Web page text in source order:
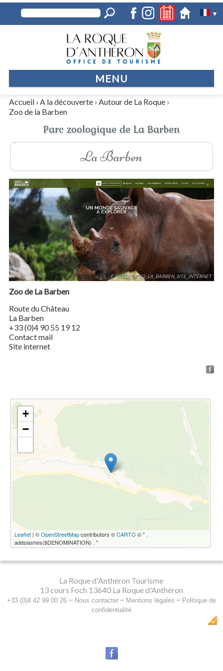
▼
MENU
Accueil› A la découverte› Autour de La Roque›
Zoo de la Barben
Parc zoologique de La Barben
La Barben
© CREDIT_ZOO_LA_BARBEN_SITE_INTERNET
Zoo de La Barben
Route du Château
La Barben
+33 (0)4 90 55 19 12
Contact mail
Site internet
+
−
Leaflet | ©OpenStreetMapcontributors ©CARTO © " .
addslashes($DENOMINATION) . "
La Roque d'Anthéron Tourisme
13 cours Foch 13640 La Roque d'Anthéron
+33 (0)4 42 99 00 26 ~ Nous contacter~ Mentions légales ~ Politique de
confidentialité